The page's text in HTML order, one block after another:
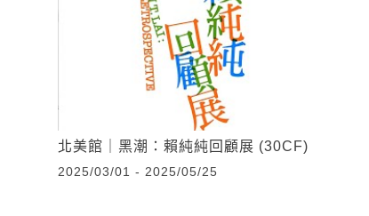
北美館｜黑潮：賴純純回顧展 (30CF)
2025/03/01 - 2025/05/25